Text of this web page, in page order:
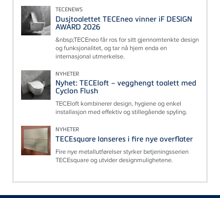
TECENEWS
Dusjtoalettet TECEneo vinner iF DESIGN
AWARD 2026
&nbsp;TECEneo får ros for sitt gjennomtenkte design
og funksjonalitet, og tar nå hjem enda en
internasjonal utmerkelse.
NYHETER
Nyhet: TECEloft – vegghengt toalett med
Cyclon Flush
TECEloft kombinerer design, hygiene og enkel
installasjon med effektiv og stillegående spyling.
NYHETER
TECEsquare lanseres i fire nye overflater
Fire nye metallutførelser styrker betjeningsserien
TECEsquare og utvider designmulighetene.